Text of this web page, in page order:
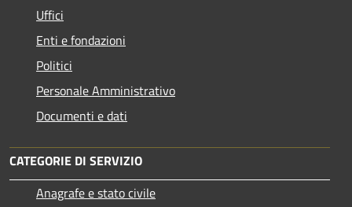
Uffici
Enti e fondazioni
Politici
Personale Amministrativo
Documenti e dati
CATEGORIE DI SERVIZIO
Anagrafe e stato civile